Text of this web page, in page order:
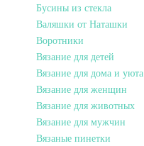
Бусины из стекла
Валяшки от Наташки
Воротники
Вязание для детей
Вязание для дома и уюта
Вязание для женщин
Вязание для животных
Вязание для мужчин
Вязаные пинетки